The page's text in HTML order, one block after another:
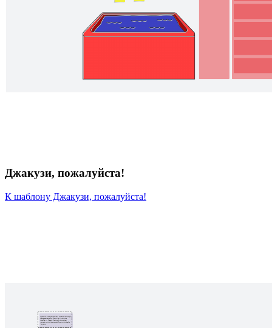
Джакузи, пожалуйста!
К шаблону Джакузи, пожалуйста!